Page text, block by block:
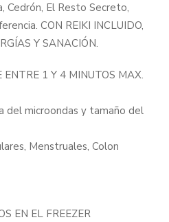
Cedrón, El Resto Secreto,
CON REIKI INCLUIDO,
Y SANACIÓN.
ENTRE 1 Y 4 MINUTOS MAX.
del microondas y tamaño del
Menstruales, Colon
EN EL FREEZER